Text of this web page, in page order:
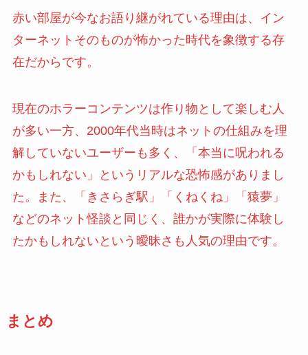
赤い部屋が今なお語り継がれている理由は、イン
ターネットそのものが怖かった時代を象徴する存
在だからです。
現在のホラーコンテンツは作り物として楽しむ人
が多い一方、2000年代当時はネットの仕組みを理
解していないユーザーも多く、「本当に呪われる
かもしれない」というリアルな恐怖感がありまし
た。また、「きさらぎ駅」「くねくね」「猿夢」
などのネット怪談と同じく、誰かが実際に体験し
たかもしれないという曖昧さも人気の理由です。
まとめ